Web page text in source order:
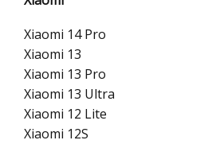
Xiaomi 14 Pro
Xiaomi 13
Xiaomi 13 Pro
Xiaomi 13 Ultra
Xiaomi 12 Lite
Xiaomi 12S